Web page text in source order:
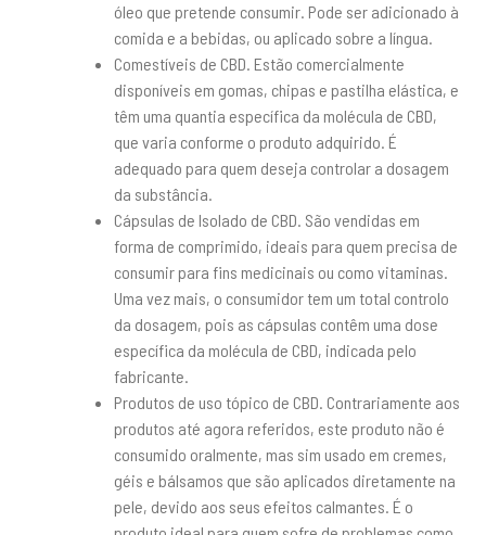
óleo que pretende consumir. Pode ser adicionado à
comida e a bebidas, ou aplicado sobre a língua.
Comestíveis de CBD. Estão comercialmente
disponíveis em gomas, chipas e pastilha elástica, e
têm uma quantia específica da molécula de CBD,
que varia conforme o produto adquirido. É
adequado para quem deseja controlar a dosagem
da substância.
Cápsulas de Isolado de CBD. São vendidas em
forma de comprimido, ideais para quem precisa de
consumir para fins medicinais ou como vitaminas.
Uma vez mais, o consumidor tem um total controlo
da dosagem, pois as cápsulas contêm uma dose
específica da molécula de CBD, indicada pelo
fabricante.
Produtos de uso tópico de CBD. Contrariamente aos
produtos até agora referidos, este produto não é
consumido oralmente, mas sim usado em cremes,
géis e bálsamos que são aplicados diretamente na
pele, devido aos seus efeitos calmantes. É o